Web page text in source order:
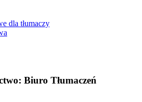
dla tłumaczy
Biuro Tłumaczeń